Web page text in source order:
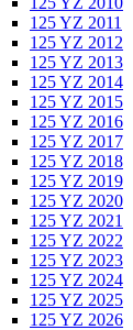
125 YZ 2011
125 YZ 2012
125 YZ 2013
125 YZ 2014
125 YZ 2015
125 YZ 2016
125 YZ 2017
125 YZ 2018
125 YZ 2019
125 YZ 2020
125 YZ 2021
125 YZ 2022
125 YZ 2023
125 YZ 2024
125 YZ 2025
125 YZ 2026